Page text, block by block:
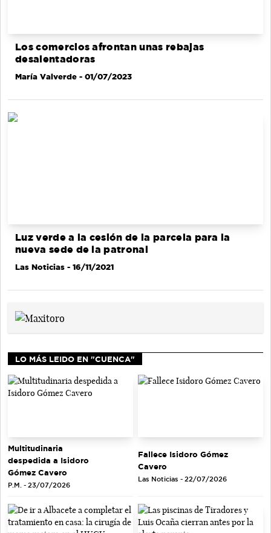
Los comercios afrontan unas rebajas
desalentadoras
María Valverde - 01/07/2023
Luz verde a la cesión de la parcela para la
nueva sede de la patronal
Las Noticias - 16/11/2021
LO MÁS LEIDO EN "CUENCA"
Multitudinaria
despedida a Isidoro
Gómez Cavero
P.M. - 23/07/2026
Fallece Isidoro Gómez
Cavero
Las Noticias - 22/07/2026